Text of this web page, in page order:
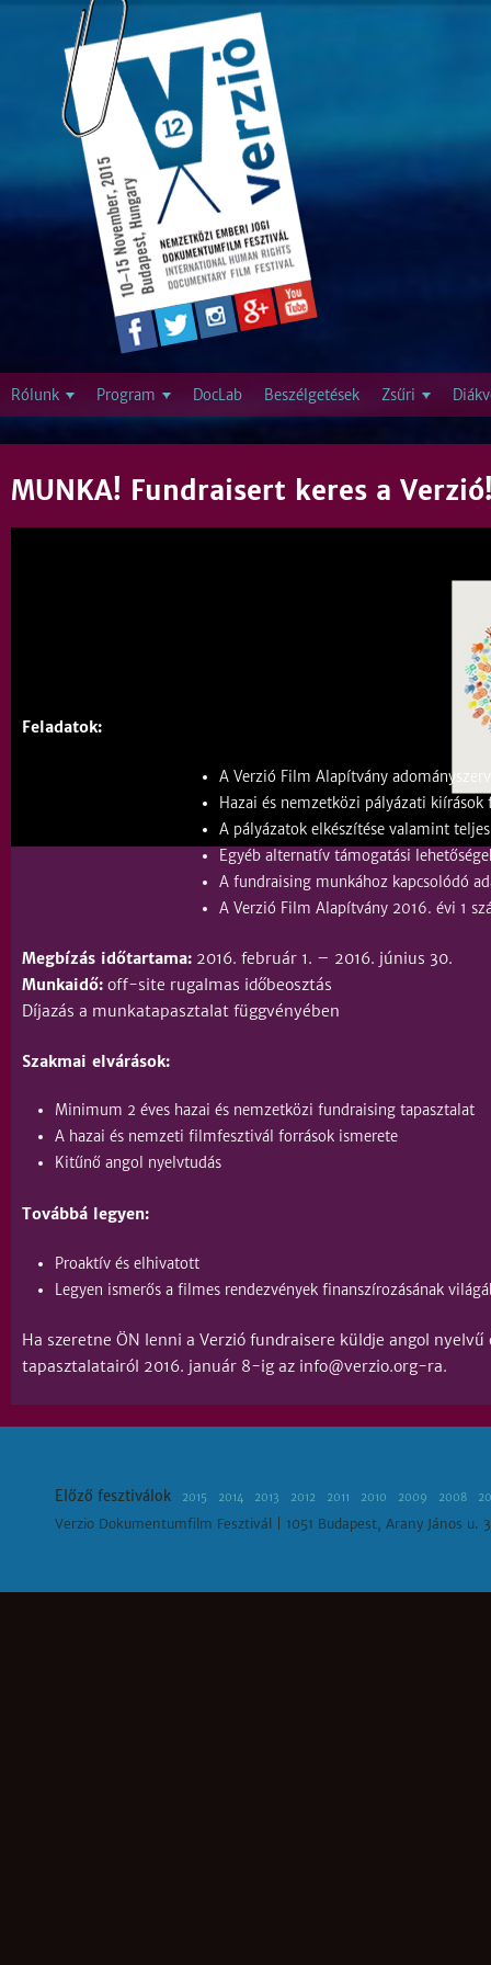
Jump to navigation
MUNKA! Fundraisert keres a
Feladatok:
A Verzió Film Alapítvány
Hazai és nemzetközi pályázati kiírások
A pályázatok elkészítése valamint
Egyéb alternatív támogatási
A fundraising munkához kapcsolódó
A Verzió Film Alapítvány 2016. évi 1
Megbízás időtartama: 2016. február 1. – 2016. június 30.
Munkaidő: off-site rugalmas időbeosztás
Díjazás a munkatapasztalat függvényében
Szakmai elvárások:
Minimum 2 éves hazai és nemzetközi fundraising tapasztalat
A hazai és nemzeti filmfesztivál források ismerete
Kitűnő angol nyelvtudás
Továbbá legyen:
Proaktív és elhivatott
Legyen ismerős a filmes rendezvények finanszírozásának
Ha szeretne ÖN lenni a Verzió fundraisere küldje angol
tapasztalatairól 2016. január 8-ig az info@verzio.org-ra.
Rólunk Program DocLab Beszélgetések Zsűri
Előző fesztiválok 2015 2014 2013 2012 2011 2010 2009 2008
Verzio Dokumentumfilm Fesztivál | 1051 Budapest, Arany János